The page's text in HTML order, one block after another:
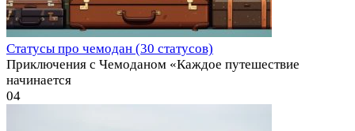
Статусы про чемодан (30 статусов)
Приключения с Чемоданом «Каждое путешествие
начинается
04